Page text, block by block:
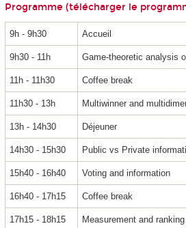
Programme (télécharger le
9h - 9h30 Accueil
9h30 - 11h Game-theoretic analysis
11h - 11h30 Coffee break
11h30 - 13h Multiwinner and
13h - 14h30 Déjeuner
14h30 - 15h30 Public vs Private
15h40 - 16h40 Voting and information
16h40 - 17h15 Coffee break
17h15 - 18h15 Measurement and